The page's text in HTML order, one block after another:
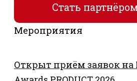
Стать
Мероприятия
Открыт приём заявок